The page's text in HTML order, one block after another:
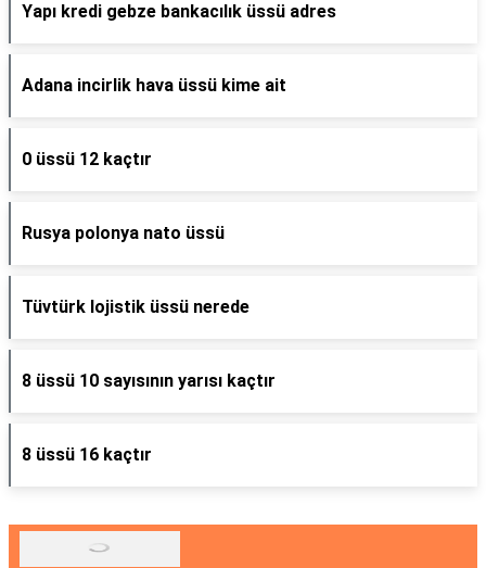
Yapı kredi gebze bankacılık üssü adres
Adana incirlik hava üssü kime ait
0 üssü 12 kaçtır
Rusya polonya nato üssü
Tüvtürk lojistik üssü nerede
8 üssü 10 sayısının yarısı kaçtır
8 üssü 16 kaçtır